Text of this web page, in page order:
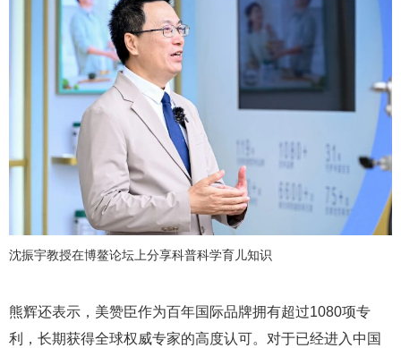
沈振宇教授在博鳌论坛上分享科普科学育儿知识
熊辉还表示，美赞臣作为百年国际品牌拥有超过1080项专
利，长期获得全球权威专家的高度认可。对于已经进入中国